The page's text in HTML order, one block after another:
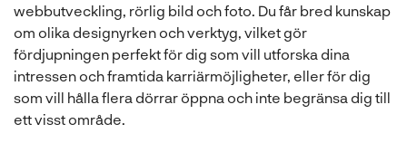
webbutveckling, rörlig bild och foto. Du får bred kunskap
om olika designyrken och verktyg, vilket gör
fördjupningen perfekt för dig som vill utforska dina
intressen och framtida karriärmöjligheter, eller för dig
som vill hålla flera dörrar öppna och inte begränsa dig till
ett visst område.